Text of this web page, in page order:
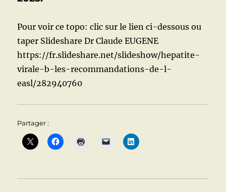
Pour voir ce topo: clic sur le lien ci-dessous ou
taper Slideshare Dr Claude EUGENE
https://fr.slideshare.net/slideshow/hepatite-
virale-b-les-recommandations-de-l-
easl/282940760
Partager :